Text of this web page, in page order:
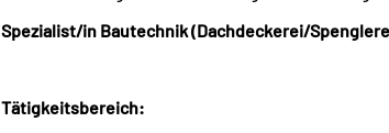
Spezialist/in Bautechnik (Dachdeckerei/
Tätigkeitsbereich: